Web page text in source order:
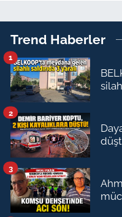
Trend Haberler
1
2
3